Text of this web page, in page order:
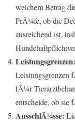
welchem Betrag
PrÃ¼fe, ob die
ausreichend ist,
Leistungsgrenzen:
Leistungsgrenzen
fÃ¼r
entscheide, ob sie
AusschlÃ¼sse: